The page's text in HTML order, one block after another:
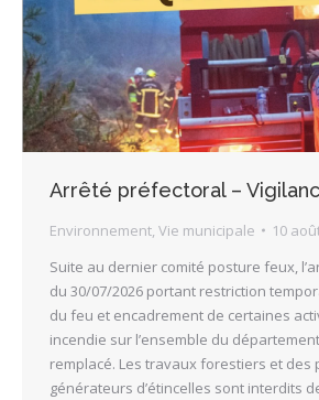
Arrêté préfectoral –
Environnement Vie municipale
10
Suite au dernier comité posture feux,
du 30/07/2026 portant restriction
du feu et encadrement de certaines
incendie sur l’ensemble du
remplacé. Les travaux forestiers et des
générateurs d’étincelles sont interdits